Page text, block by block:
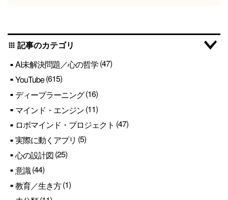
apps 記事のカテゴリ
AI未解決問題／心の哲学(47)
YouTube(615)
ディープラーニング(16)
マインド・エンジン(11)
ロボマインド・プロジェクト (47)
実際に動くアプリ (5)
心の設計図(25)
意識(44)
教育／生き方(1)